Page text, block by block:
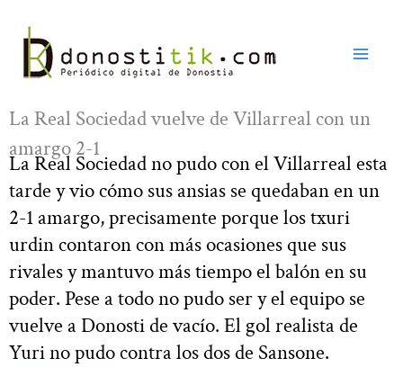
contenido
La Real Sociedad vuelve de Villarreal con un
amargo 2-1
La Real Sociedad no pudo con el Villarreal esta
tarde y vio cómo sus ansias se quedaban en un
2-1 amargo, precisamente porque los txuri
urdin contaron con más ocasiones que sus
rivales y mantuvo más tiempo el balón en su
poder. Pese a todo no pudo ser y el equipo se
vuelve a Donosti de vacío. El gol realista de
Yuri no pudo contra los dos de Sansone.